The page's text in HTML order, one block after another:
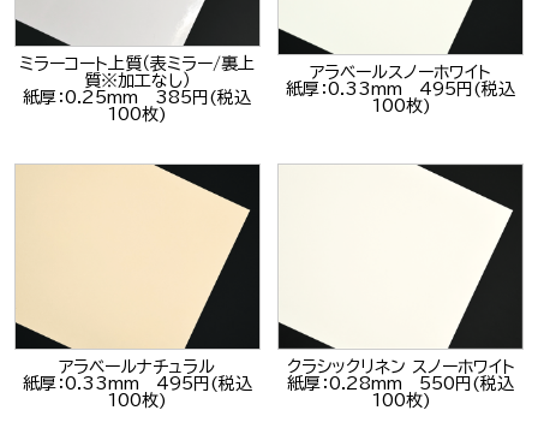
ミラーコート上質（表ミラー/裏上
質※加工なし）
紙厚：0.25mm 385円(税込
100枚)
アラベールスノーホワイト
紙厚：0.33mm 495円(税込
100枚)
アラベールナチュラル
紙厚：0.33mm 495円(税込
100枚)
クラシックリネン スノーホワイト
紙厚：0.28mm 550円(税込
100枚)